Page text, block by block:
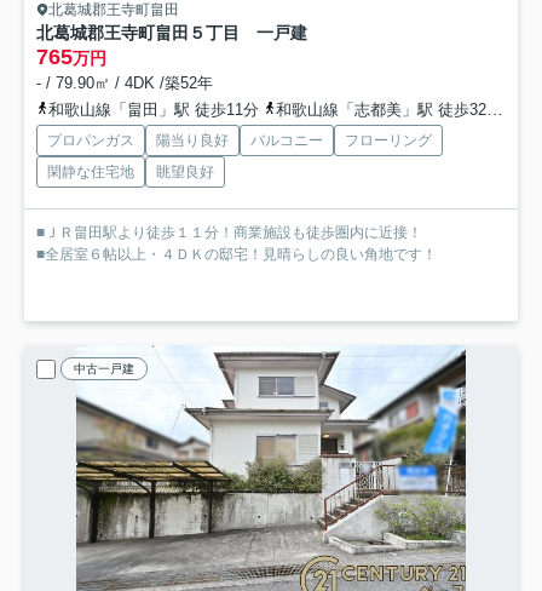
北葛城郡王寺町畠田
北葛城郡王寺町畠田５丁目 一戸建
765万円
- / 79.90㎡ / 4DK /築52年
和歌山線「畠田」駅 徒歩11分
和歌山線「志都美」駅 徒歩32分
プロパンガス 陽当り良好 バルコニー
フローリング
閑静な住宅地
眺望良好
■ＪＲ畠田駅より徒歩１１分！商業施設も徒歩圏内に近接！
■全居室６帖以上・４ＤＫの邸宅！見晴らしの良い角地です！
中古一戸建